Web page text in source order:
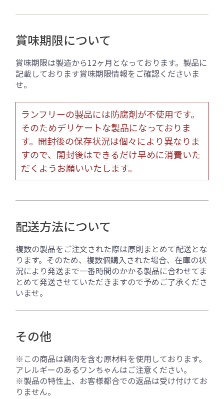
賞味期限について
賞味期限は製造から12ヶ月となっております。製品に
記載しております賞味期限情報をご確認くださいま
せ。
ランフリーの製品には防腐剤が不使用です。
そのためデリケートな製品になっておりま
す。開封後の保存状況は個々により異なりま
すので、開封後はできるだけ早めに消費いた
だくようお願いいたします。
配送方法について
複数の製品をご注文された際は原則まとめて配送とな
ります。そのため、複数個購入された場合、在庫の状
況により発送まで一番時間のかかる製品に合わせてま
とめて発送させていただきますので予めご了承くださ
いませ。
その他
※この商品は鶏肉を含む原材料を使用しております。
アレルギーのあるワンちゃんはご注意ください。
※製品の特性上、お客様都合での返品は受け付けてお
りません。